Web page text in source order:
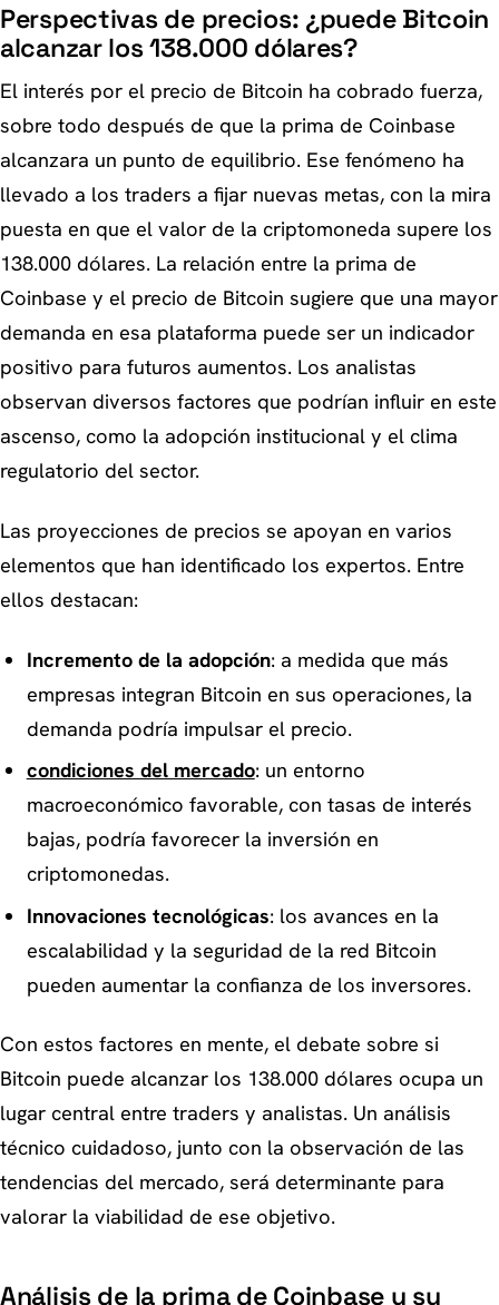
Perspectivas de precios: ¿puede Bitcoin
alcanzar los 138.000 dólares?
El interés por el precio de Bitcoin ha cobrado fuerza,
sobre todo después de que la prima de Coinbase
alcanzara un punto de equilibrio. Ese fenómeno ha
llevado a los traders a fijar nuevas metas, con la mira
puesta en que el valor de la criptomoneda supere los
138.000 dólares. La relación entre la prima de
Coinbase y el precio de Bitcoin sugiere que una mayor
demanda en esa plataforma puede ser un indicador
positivo para futuros aumentos. Los analistas
observan diversos factores que podrían influir en este
ascenso, como la adopción institucional y el clima
regulatorio del sector.
Las proyecciones de precios se apoyan en varios
elementos que han identificado los expertos. Entre
ellos destacan:
Incremento de la adopción: a medida que más
empresas integran Bitcoin en sus operaciones, la
demanda podría impulsar el precio.
condiciones del mercado: un entorno
macroeconómico favorable, con tasas de interés
bajas, podría favorecer la inversión en
criptomonedas.
Innovaciones tecnológicas: los avances en la
escalabilidad y la seguridad de la red Bitcoin
pueden aumentar la confianza de los inversores.
Con estos factores en mente, el debate sobre si
Bitcoin puede alcanzar los 138.000 dólares ocupa un
lugar central entre traders y analistas. Un análisis
técnico cuidadoso, junto con la observación de las
tendencias del mercado, será determinante para
valorar la viabilidad de ese objetivo.
Análisis de la prima de Coinbase y su